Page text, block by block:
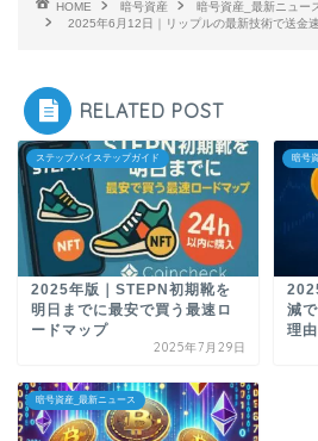
HOME 暗号資産
暗号資産_最新ニュー
2025年6月12日｜リップルの最新技術で送金
RELATED POST
ステップバイステップガイド
2025年版｜STEPN初期靴を
明日までに最安で買う最速ロ
ードマップ
2025年7月29日
暗号
減
理由
暗号資産_最新ニュース